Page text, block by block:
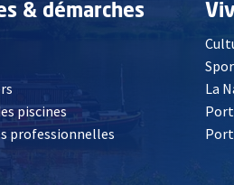
& démarches
, Ouvre une nouvelle fenêtre
piscines
professionnelles
La